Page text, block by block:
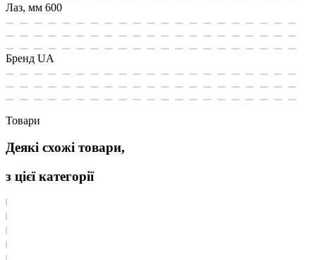
Лаз, мм 600
Бренд UA
Товари
Деякі схожі товари,
з цієї категорії